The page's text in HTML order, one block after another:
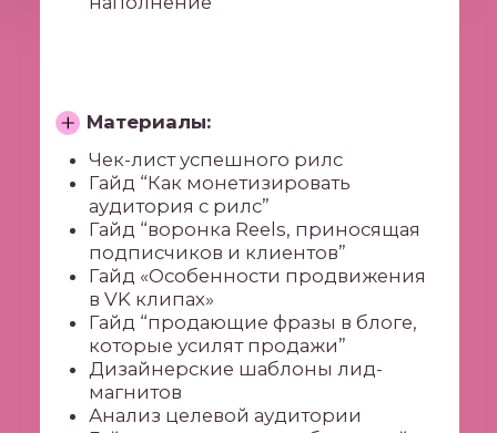
ТОП-3 школ по версии
Getcourse
Статистика
Instagram